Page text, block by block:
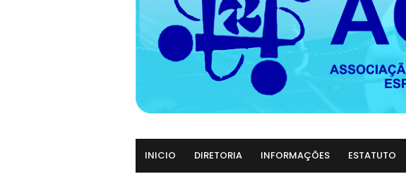
INICIO DIRETORIA INFORMAÇÕES ESTATUTO